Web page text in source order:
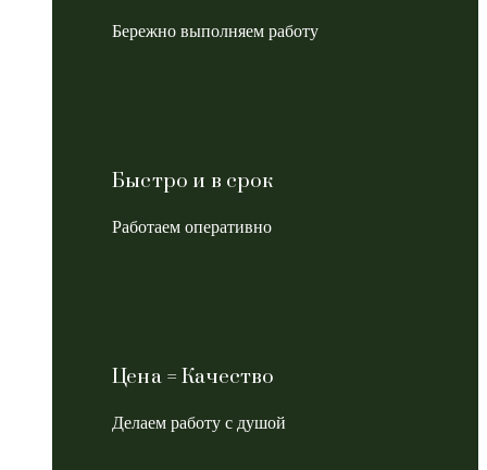
Бережно выполняем работу
Быстро и в срок
Работаем оперативно
Цена = Качество
Делаем работу с душой